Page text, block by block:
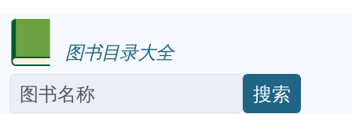
图书目录大全
搜索